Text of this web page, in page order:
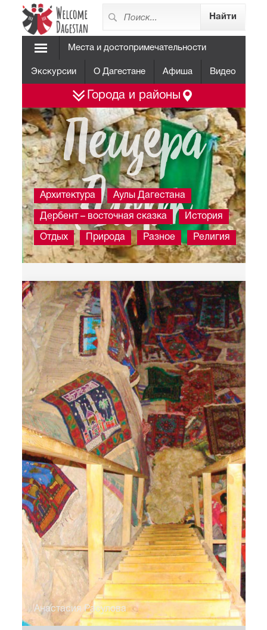
Места и достопримечательности
Экскурсии О Дагестане Афиша Видео
Города и районы
Пещера
Дюрк
Архитектура Аулы Дагестана
Дербент – восточная сказка История
Отдых Природа Разное Религия
Анастасия Расулова